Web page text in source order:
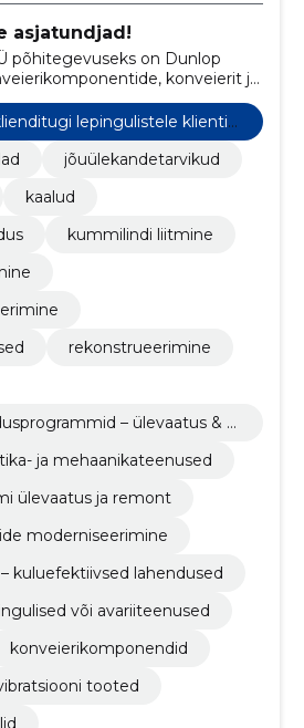
asjatundjad!
põhitegevuseks on Dunlop
konveierit ja
ning konveiersüsteemide
lepingulistele klientid
jõuülekandetarvikud
kaalud
kummilindi liitmine
rekonstrueerimine
– ülevaatus & k
ja mehaanikateenused
ülevaatus ja remont
moderniseerimine
kuluefektiivsed lahendused
või avariiteenused
konveierikomponendid
tooted